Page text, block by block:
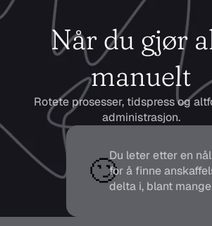
Når du gjør
manuelt
Rotete prosesser, tidspress og
administrasjon.
🙄Du leter etter en
for å finne
delta i, blant